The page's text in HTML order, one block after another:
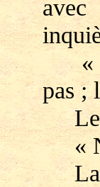
avec
«
pas ;
Le
«
La